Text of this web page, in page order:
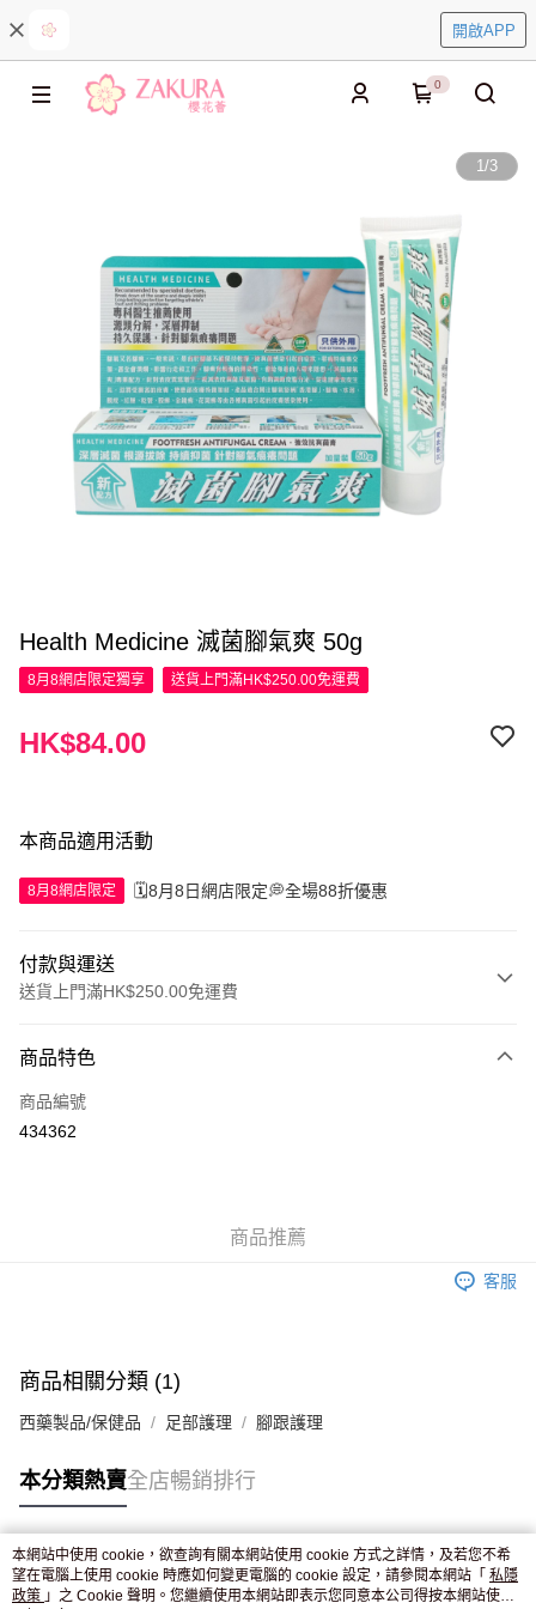
開啟APP
0
1/3
Health Medicine 滅菌腳氣爽 50g
8月8網店限定獨享 送貨上門滿HK$250.00免運費
HK$84.00
本商品適用活動
8月8網店限定 🗓️8月8日網店限定💭全場88折優惠
付款與運送
送貨上門滿HK$250.00免運費
信用卡
Apple Pay
付款後門市自取，訂單確認後2-4個工作天到店，7天內取。逾期後
商品特色
商品編號
434362
商品推薦
客服
商品相關分類 (1)
西藥製品/保健品 足部護理 腳跟護理
本分類熱賣全店暢銷排行
熱門標籤
本網站中使用 cookie，欲查詢有關本網站使用 cookie 方式之詳情，及若您不希
望在電腦上使用 cookie 時應如何變更電腦的 cookie 設定，請參閱本網站「 私隱
政策 」之 Cookie 聲明。您繼續使用本網站即表示您同意本公司得按本網站使用